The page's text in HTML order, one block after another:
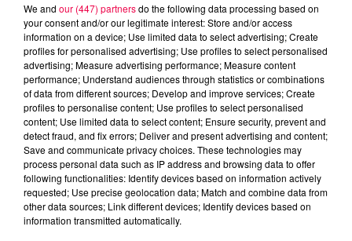
podcasts/2025/10/20251002-APERO-QUIZZ.mp3
We and our (447) partnersdo the following data processing based on
your consent and/or our legitimate interest: Store and/or access
information on a device; Use limited data to select advertising; Create
profiles for personalised advertising; Use profiles to select personalised
advertising; Measure advertising performance; Measure content
performance; Understand audiences through statistics or combinations
of data from different sources; Develop and improve services; Create
profiles to personalise content; Use profiles to select personalised
content; Use limited data to select content; Ensure security, prevent and
detect fraud, and fix errors; Deliver and present advertising and content;
Save and communicate privacy choices. These technologies may
process personal data such as IP address and browsing data to offer
following functionalities: Identify devices based on information actively
requested; Use precise geolocation data; Match and combine data from
other data sources; Link different devices; Identify devices based on
information transmitted automatically.